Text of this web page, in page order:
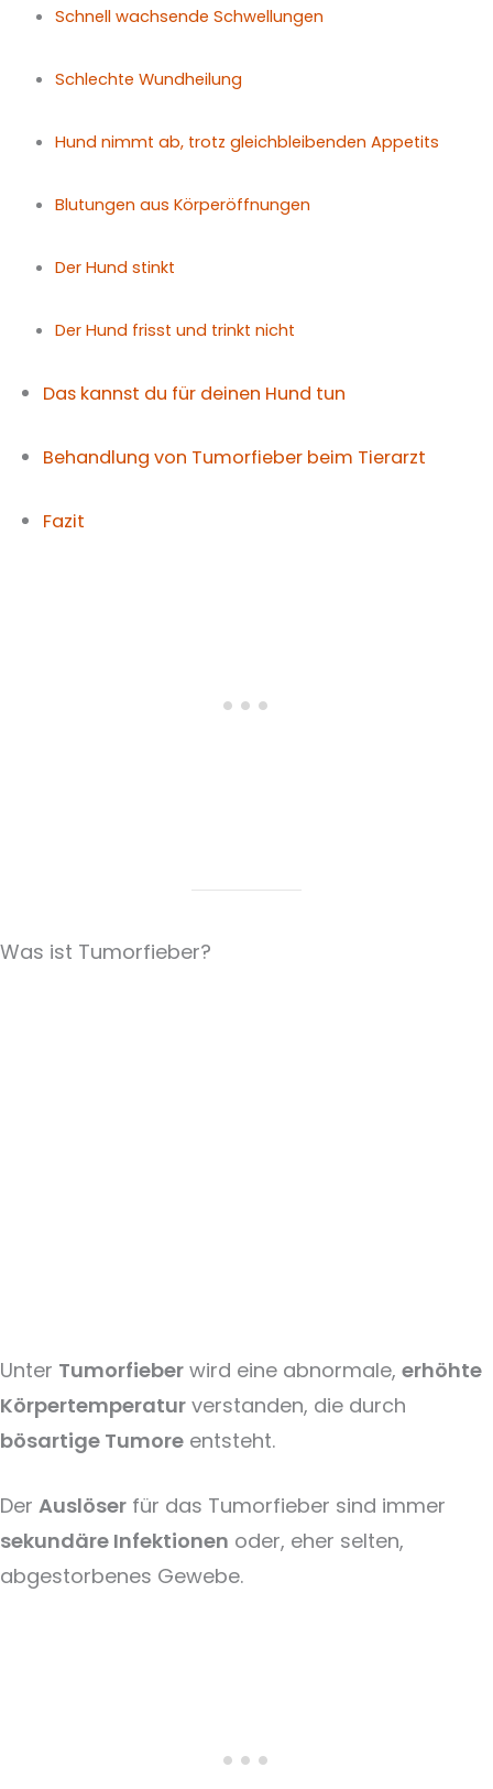
Schnell wachsende Schwellungen
Schlechte Wundheilung
Hund nimmt ab, trotz gleichbleibenden Appetits
Blutungen aus Körperöffnungen
Der Hund stinkt
Der Hund frisst und trinkt nicht
Das kannst du für deinen Hund tun
Behandlung von Tumorfieber beim Tierarzt
Fazit
Was ist Tumorfieber?
Unter Tumorfieber wird eine abnormale, erhöhte
Körpertemperatur verstanden, die durch
bösartige Tumore entsteht.
Der Auslöser für das Tumorfieber sind immer
sekundäre Infektionen oder, eher selten,
abgestorbenes Gewebe.